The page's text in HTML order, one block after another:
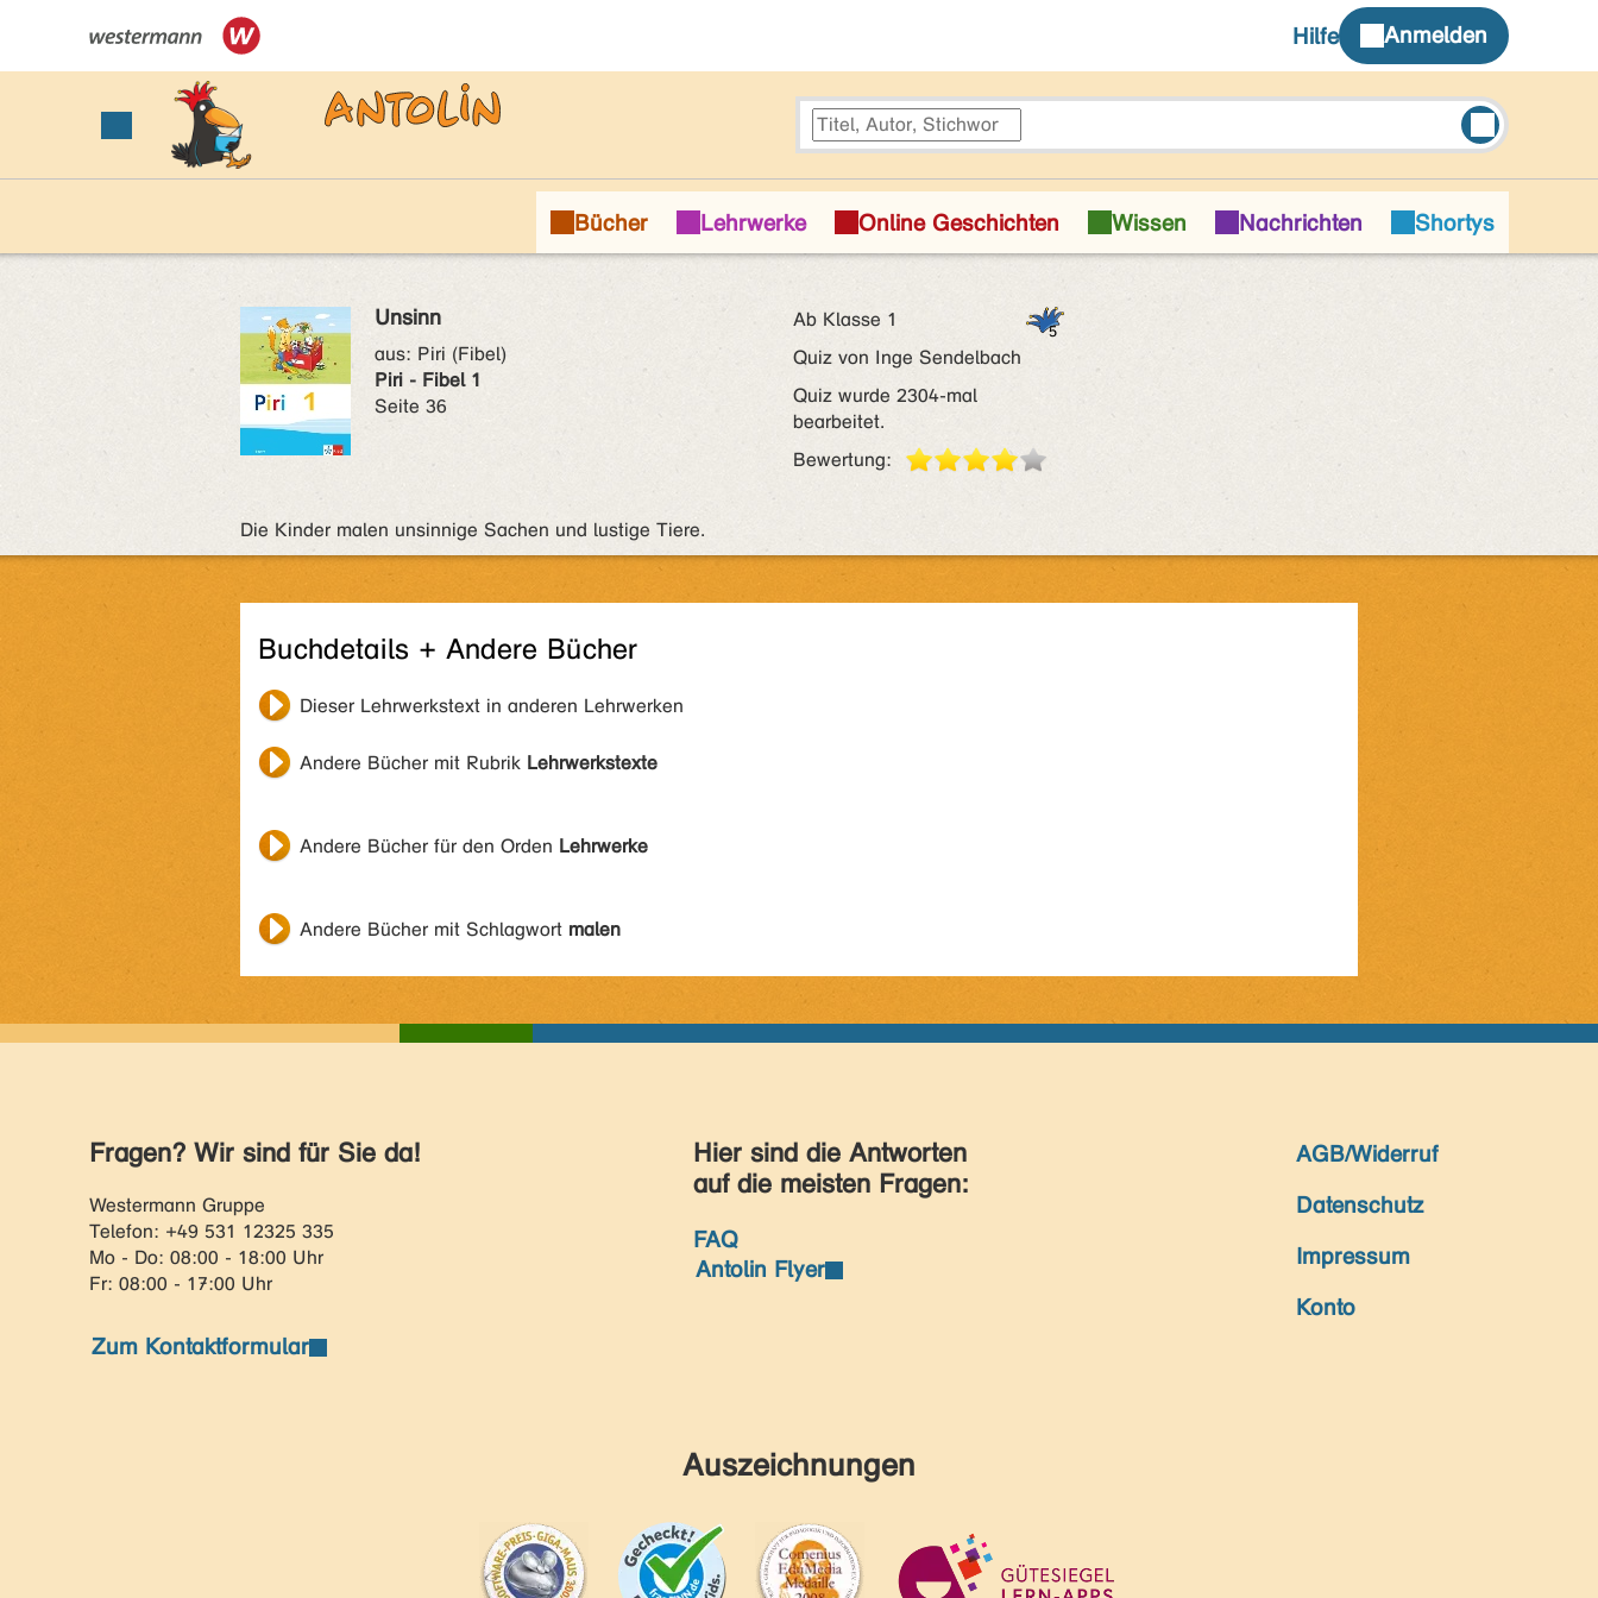
Unsinn
aus: Piri (Fibel)
Piri - Fibel 1
Seite 36
Ab Klasse 1
Quiz von Inge Sendelbach
Quiz wurde 2304-mal
bearbeitet.
Bewertung:
Die Kinder malen unsinnige Sachen und lustige Tiere.
Buchdetails + Andere Bücher
Dieser Lehrwerkstext in anderen Lehrwerken
Andere Bücher mit Rubrik Lehrwerkstexte
Andere Bücher für den Orden Lehrwerke
Andere Bücher mit Schlagwort malen